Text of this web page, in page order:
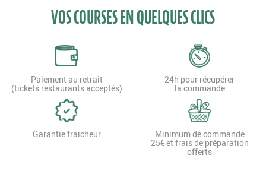
VOS COURSES EN QUELQUES CLICS
Paiement au retrait
(tickets restaurants acceptés)
24h pour récupérer
la commande
Garantie fraicheur Minimum de commande
25€ et frais de préparation
offerts